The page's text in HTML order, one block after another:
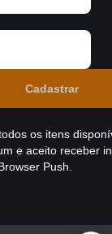
os itens
e aceito receber
Push.